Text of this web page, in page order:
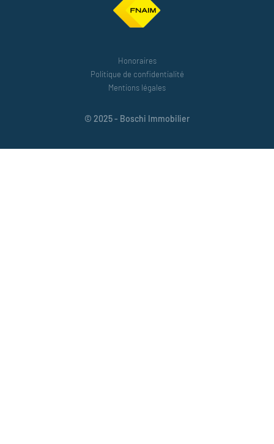
Honoraires
Politique de confidentialité
Mentions légales
© 2025 - Boschi Immobilier